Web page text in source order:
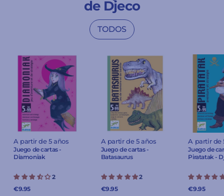
de Djeco
TODOS
A partir de 5 años
Juego de cartas -
Diamoniak
2
€9.95
A partir de 5 años
Juego de cartas -
Batasaurus
2
€9.95
A partir de
Juego de
Piratatak -
€9.95